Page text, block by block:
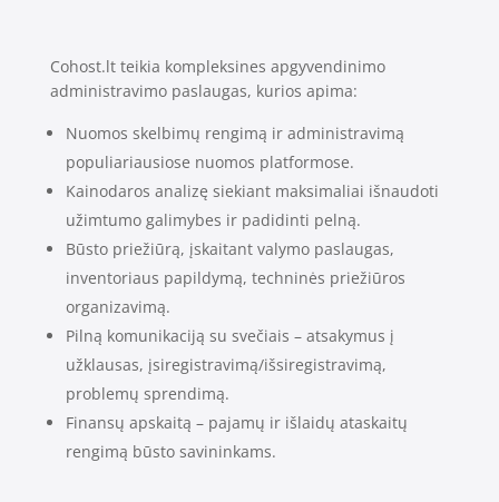
Cohost.lt teikia kompleksines apgyvendinimo
administravimo paslaugas, kurios apima:
Nuomos skelbimų rengimą ir administravimą
populiariausiose nuomos platformose.
Kainodaros analizę siekiant maksimaliai išnaudoti
užimtumo galimybes ir padidinti pelną.
Būsto priežiūrą, įskaitant valymo paslaugas,
inventoriaus papildymą, techninės priežiūros
organizavimą.
Pilną komunikaciją su svečiais – atsakymus į
užklausas, įsiregistravimą/išsiregistravimą,
problemų sprendimą.
Finansų apskaitą – pajamų ir išlaidų ataskaitų
rengimą būsto savininkams.